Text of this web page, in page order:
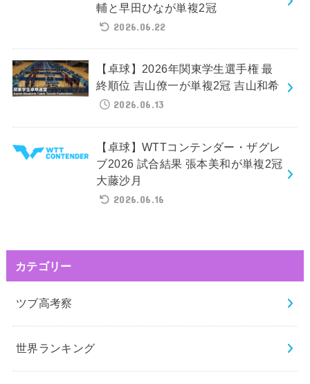
輔と早田ひなが単複2冠
2026.06.22
【卓球】2026年関東学生選手権 最
終順位 吉山僚一が単複2冠 吉山和希
2026.06.13
【卓球】WTTコンテンダー・ザグレ
ブ2026 試合結果 張本美和が単複2冠
大藤沙月
2026.06.16
カテゴリー
ツブ高考察
世界ランキング